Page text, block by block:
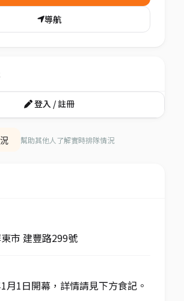
幫助其他人了解實時排隊情況
市 建豐路299號
月1日開幕，詳情請見下方食記。
導航
登入 / 註冊